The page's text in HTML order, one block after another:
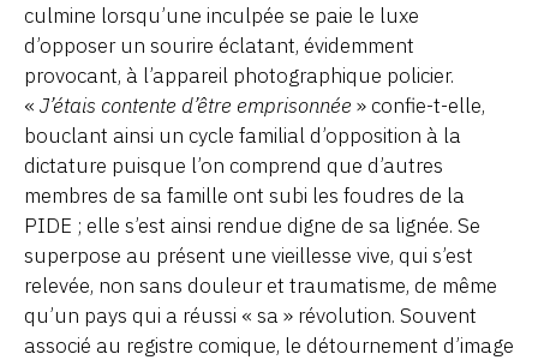
culmine lorsqu’une inculpée se paie le luxe
d’opposer un sourire éclatant, évidemment
provocant, à l’appareil photographique policier.
« J’étais contente d’être emprisonnée » confie-t-elle,
bouclant ainsi un cycle familial d’opposition à la
dictature puisque l’on comprend que d’autres
membres de sa famille ont subi les foudres de la
PIDE ; elle s’est ainsi rendue digne de sa lignée. Se
superpose au présent une vieillesse vive, qui s’est
relevée, non sans douleur et traumatisme, de même
qu’un pays qui a réussi « sa » révolution. Souvent
associé au registre comique, le détournement d’image